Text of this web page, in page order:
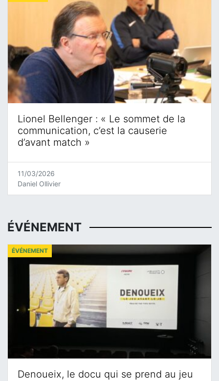
Lionel Bellenger : « Le sommet de la
communication, c’est la causerie
d’avant match »
11/03/2026
Daniel Ollivier
ÉVÉNEMENT
Denoueix, le docu qui se prend au jeu
ÉVÉNEMENT